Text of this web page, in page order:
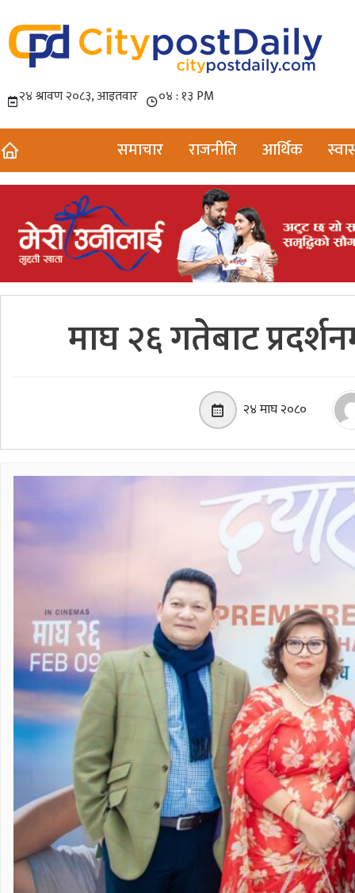
समाचार राजनीति आर्थिक
माघ २६ गतेबाट
२४ माघ २०८०